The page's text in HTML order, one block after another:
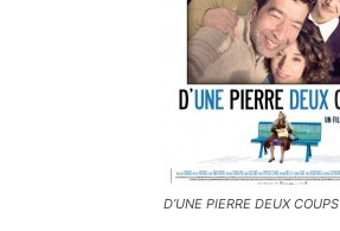
D’UNE PIERRE DEUX COUPS